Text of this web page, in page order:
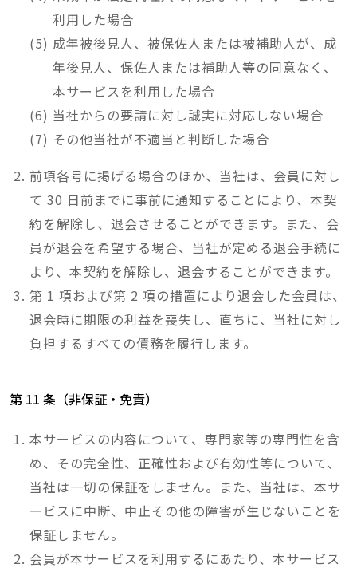
利用した場合
成年被後見人、被保佐人または被補助人が、成
年後見人、保佐人または補助人等の同意なく、
本サービスを利用した場合
当社からの要請に対し誠実に対応しない場合
その他当社が不適当と判断した場合
前項各号に掲げる場合のほか、当社は、会員に対し
て 30 日前までに事前に通知することにより、本契
約を解除し、退会させることができます。また、会
員が退会を希望する場合、当社が定める退会手続に
より、本契約を解除し、退会することができます。
第 1 項および第 2 項の措置により退会した会員は、
退会時に期限の利益を喪失し、直ちに、当社に対し
負担するすべての債務を履行します。
第 11 条（非保証・免責）
本サービスの内容について、専門家等の専門性を含
め、その完全性、正確性および有効性等について、
当社は一切の保証をしません。また、当社は、本サ
ービスに中断、中止その他の障害が生じないことを
保証しません。
会員が本サービスを利用するにあたり、本サービス